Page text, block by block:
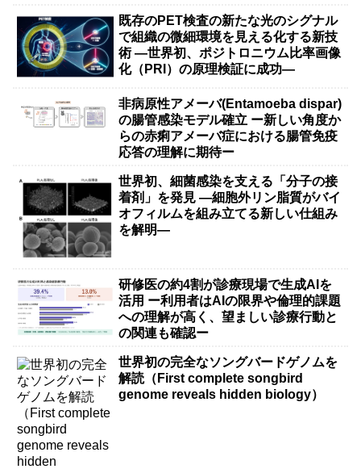
既存のPET検査の新たな光のシグナル
で組織の微細環境を見える化する新技
術 ―世界初、ポジトロニウム比率画像
化（PRI）の原理検証に成功―
非病原性アメーバ(Entamoeba dispar)
の腸管感染モデル確立 ー新しい角度か
らの赤痢アメーバ症における腸管免疫
応答の理解に期待ー
世界初、細菌感染を支える「分子の接
着剤」を発見 ―細胞外リン脂質がバイ
オフィルムを組み立てる新しい仕組み
を解明―
研修医の約4割が診療現場で生成AIを
活用 ー利用者はAIの限界や倫理的課題
への理解が高く、望ましい診療行動と
の関連も確認ー
世界初の完全なソングバードゲノムを
解読（First complete songbird
genome reveals hidden biology）